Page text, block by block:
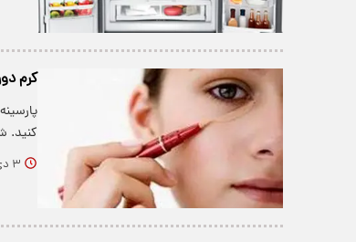
کرم
کنید.
۳ دی ۱۳۹۷